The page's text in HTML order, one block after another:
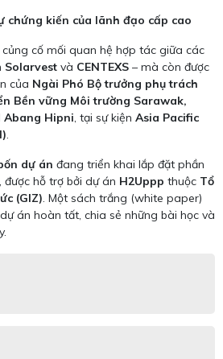
chứng kiến của lãnh đạo cấp cao
cố mối quan hệ hợp tác giữa các
Solarvest và CENTEXS – mà còn được
của Ngài Phó Bộ trưởng phụ trách
Bền vững Môi trường Sarawak,
Abang Hipni, tại sự kiện Asia Pacific
.
dự án đang triển khai lắp đặt phần
hỗ trợ bởi dự án H2Uppp thuộc Tổ
(GIZ). Một sách trắng (white paper)
án hoàn tất, chia sẻ những bài học và